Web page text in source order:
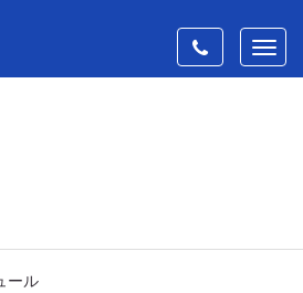
Toggle
navigation
ール